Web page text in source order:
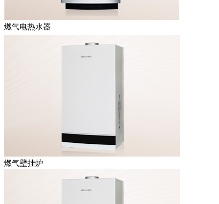
燃气电热水器
燃气壁挂炉